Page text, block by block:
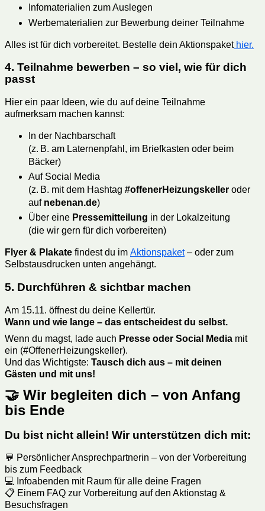
Infomaterialien zum Auslegen
Werbematerialien zur Bewerbung deiner Teilnahme
Alles ist für dich vorbereitet. Bestelle dein Aktionspakethier.
4. Teilnahme bewerben – so viel, wie für dich
passt
Hier ein paar Ideen, wie du auf deine Teilnahme
aufmerksam machen kannst:
In der Nachbarschaft
(z. B. am Laternenpfahl, im Briefkasten oder beim
Bäcker)
Auf Social Media
(z. B. mit dem Hashtag #offenerHeizungskeller oder
auf nebenan.de)
Über eine Pressemitteilung in der Lokalzeitung
(die wir gern für dich vorbereiten)
Flyer & Plakate findest du im Aktionspaket– oder zum
Selbstausdrucken unten angehängt.
5. Durchführen & sichtbar machen
Am 15.11. öffnest du deine Kellertür.
Wann und wie lange – das entscheidest du selbst.
Wenn du magst, lade auch Presse oder Social Media mit
ein (#OffenerHeizungskeller).
Und das Wichtigste: Tausch dich aus – mit deinen
Gästen und mit uns!
🤝 Wir begleiten dich – von Anfang
bis Ende
Du bist nicht allein! Wir unterstützen dich mit:
💬 Persönlicher Ansprechpartnerin – von der Vorbereitung
bis zum Feedback
💻 Infoabenden mit Raum für alle deine Fragen
📋 Einem FAQ zur Vorbereitung auf den Aktionstag &
Besuchsfragen